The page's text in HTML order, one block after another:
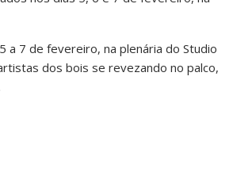
a 7 de fevereiro, na plenária do Studio
dos bois se revezando no palco,